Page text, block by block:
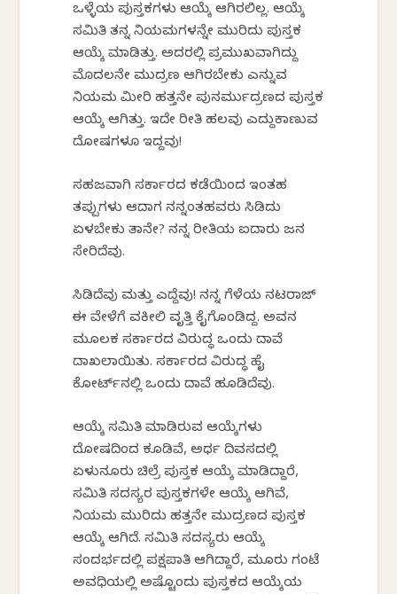
ಒಳ್ಳೆಯ ಪುಸ್ತಕಗಳು ಆಯ್ಕೆ ಆಗಿರಲಿಲ್ಲ. ಆಯ್ಕೆ
ಸಮಿತಿ ತನ್ನ ನಿಯಮಗಳನ್ನೇ ಮುರಿದು ಪುಸ್ತಕ
ಆಯ್ಕೆ ಮಾಡಿತ್ತು. ಅದರಲ್ಲಿ ಪ್ರಮುಖವಾಗಿದ್ದು
ಮೊದಲನೇ ಮುದ್ರಣ ಆಗಿರಬೇಕು ಎನ್ನುವ
ನಿಯಮ ಮೀರಿ ಹತ್ತನೇ ಪುನರ್ಮುದ್ರಣದ ಪುಸ್ತಕ
ಆಯ್ಕೆ ಆಗಿತ್ತು. ಇದೇ ರೀತಿ ಹಲವು ಎದ್ದುಕಾಣುವ
ದೋಷಗಳೂ ಇದ್ದವು!
ಸಹಜವಾಗಿ ಸರ್ಕಾರದ ಕಡೆಯಿಂದ ಇಂತಹ
ತಪ್ಪುಗಳು ಆದಾಗ ನನ್ನಂತಹವರು ಸಿಡಿದು
ಏಳಬೇಕು ತಾನೇ? ನನ್ನ ರೀತಿಯ ಐದಾರು ಜನ
ಸೇರಿದೆವು.
ಸಿಡಿದೆವು ಮತ್ತು ಎದ್ದೆವು! ನನ್ನ ಗೆಳೆಯ ನಟರಾಜ್
ಈ ವೇಳೆಗೆ ವಕೀಲಿ ವೃತ್ತಿ ಕೈಗೊಂಡಿದ್ದ. ಅವನ
ಮೂಲಕ ಸರ್ಕಾರದ ವಿರುದ್ಧ ಒಂದು ದಾವೆ
ದಾಖಲಾಯಿತು. ಸರ್ಕಾರದ ವಿರುದ್ಧ ಹೈ
ಕೋರ್ಟ್‌ನಲ್ಲಿ ಒಂದು ದಾವೆ ಹೂಡಿದೆವು.
ಆಯ್ಕೆ ಸಮಿತಿ ಮಾಡಿರುವ ಆಯ್ಕೆಗಳು
ದೋಷದಿಂದ ಕೂಡಿವೆ, ಅರ್ಧ ದಿವಸದಲ್ಲಿ
ಏಳುನೂರು ಚಿಲ್ರೆ ಪುಸ್ತಕ ಆಯ್ಕೆ ಮಾಡಿದ್ದಾರೆ,
ಸಮಿತಿ ಸದಸ್ಯರ ಪುಸ್ತಕಗಳೇ ಆಯ್ಕೆ ಆಗಿವೆ,
ನಿಯಮ ಮುರಿದು ಹತ್ತನೇ ಮುದ್ರಣದ ಪುಸ್ತಕ
ಆಯ್ಕೆ ಆಗಿದೆ. ಸಮಿತಿ ಸದಸ್ಯರು ಆಯ್ಕೆ
ಸಂದರ್ಭದಲ್ಲಿ ಪಕ್ಷಪಾತಿ ಆಗಿದ್ದಾರೆ, ಮೂರು ಗಂಟೆ
ಅವಧಿಯಲ್ಲಿ ಅಷ್ಟೊಂದು ಪುಸ್ತಕದ ಆಯ್ಕೆಯ